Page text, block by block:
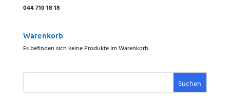
044 710 18 18
Warenkorb
Es befinden sich keine Produkte im Warenkorb.